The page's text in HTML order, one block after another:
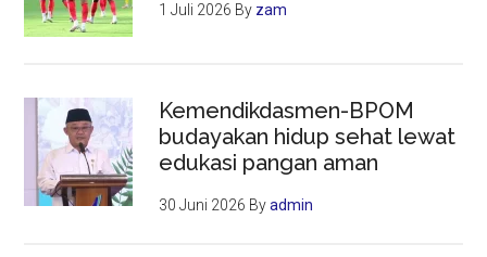
1 Juli 2026 By zam
Kemendikdasmen-BPOM
budayakan hidup sehat lewat
edukasi pangan aman
30 Juni 2026 Byadmin